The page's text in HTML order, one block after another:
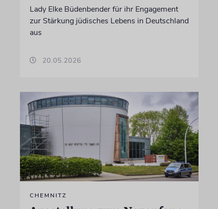
Lady Elke Büdenbender für ihr Engagement
zur Stärkung jüdisches Lebens in Deutschland
aus
20.05.2026
CHEMNITZ